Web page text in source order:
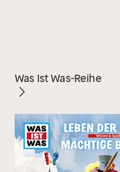
Was Ist Was-Reihe